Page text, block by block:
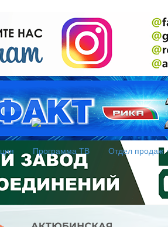
Программа ТВ Отдел продаж